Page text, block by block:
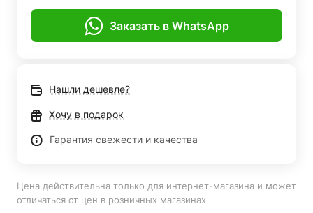
Заказать в WhatsApp
Нашли дешевле?
Хочу в подарок
Гарантия свежести и качества
Цена действительна только для интернет-магазина и может
отличаться от цен в розничных магазинах